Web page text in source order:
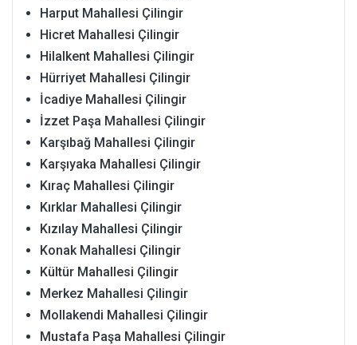
Harput Mahallesi Çilingir
Hicret Mahallesi Çilingir
Hilalkent Mahallesi Çilingir
Hürriyet Mahallesi Çilingir
İcadiye Mahallesi Çilingir
İzzet Paşa Mahallesi Çilingir
Karşıbağ Mahallesi Çilingir
Karşıyaka Mahallesi Çilingir
Kıraç Mahallesi Çilingir
Kırklar Mahallesi Çilingir
Kızılay Mahallesi Çilingir
Konak Mahallesi Çilingir
Kültür Mahallesi Çilingir
Merkez Mahallesi Çilingir
Mollakendi Mahallesi Çilingir
Mustafa Paşa Mahallesi Çilingir